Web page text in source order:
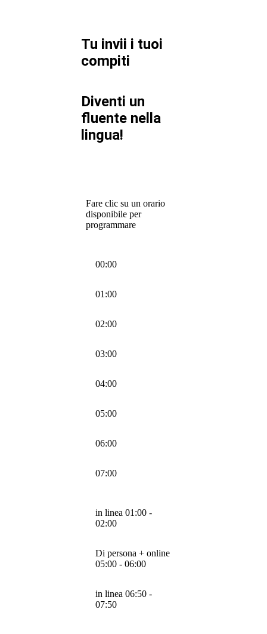
Tu invii i tuoi
compiti
Diventi un
fluente nella
lingua!
Fare clic su un orario
disponibile per
programmare
00:00
01:00
02:00
03:00
04:00
05:00
06:00
07:00
in linea 01:00 -
02:00
Di persona + online
05:00 - 06:00
in linea 06:50 -
07:50